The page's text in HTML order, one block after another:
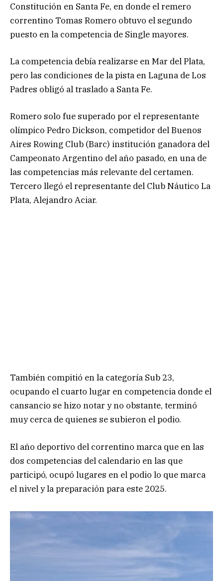
Constitución en Santa Fe, en donde el remero
correntino Tomas Romero obtuvo el segundo
puesto en la competencia de Single mayores.
La competencia debía realizarse en Mar del Plata,
pero las condiciones de la pista en Laguna de Los
Padres obligó al traslado a Santa Fe.
Romero solo fue superado por el representante
olímpico Pedro Dickson, competidor del Buenos
Aires Rowing Club (Barc) institución ganadora del
Campeonato Argentino del año pasado, en una de
las competencias más relevante del certamen.
Tercero llegó el representante del Club Náutico La
Plata, Alejandro Aciar.
También compitió en la categoría Sub 23,
ocupando el cuarto lugar en competencia donde el
cansancio se hizo notar y no obstante, terminó
muy cerca de quienes se subieron el podio.
El año deportivo del correntino marca que en las
dos competencias del calendario en las que
participó, ocupó lugares en el podio lo que marca
el nivel y la preparación para este 2025.